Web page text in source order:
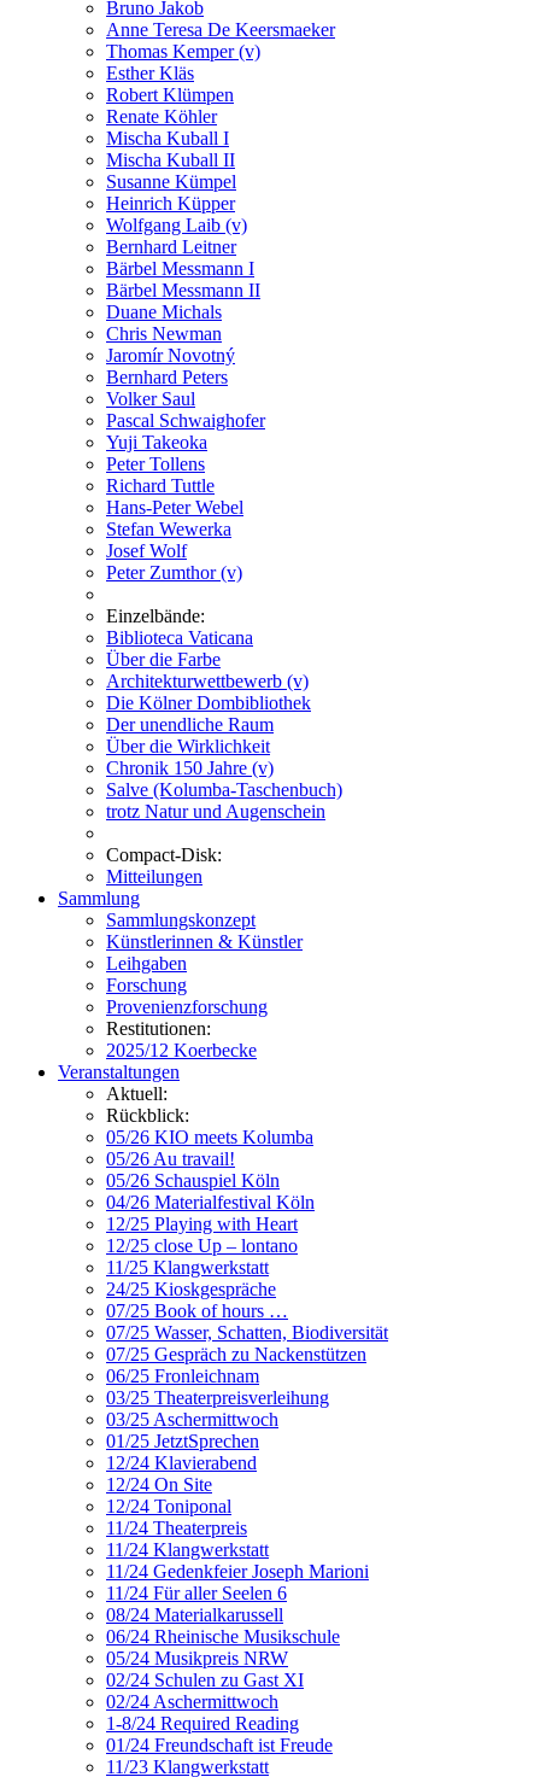
Bruno Jakob
Anne Teresa De Keersmaeker
Thomas Kemper (v)
Esther Kläs
Robert Klümpen
Renate Köhler
Mischa Kuball I
Mischa Kuball II
Susanne Kümpel
Heinrich Küpper
Wolfgang Laib (v)
Bernhard Leitner
Bärbel Messmann I
Bärbel Messmann II
Duane Michals
Chris Newman
Jaromír Novotný
Bernhard Peters
Volker Saul
Pascal Schwaighofer
Yuji Takeoka
Peter Tollens
Richard Tuttle
Hans-Peter Webel
Stefan Wewerka
Josef Wolf
Peter Zumthor (v)
Einzelbände:
Biblioteca Vaticana
Über die Farbe
Architekturwettbewerb (v)
Die Kölner Dombibliothek
Der unendliche Raum
Über die Wirklichkeit
Chronik 150 Jahre (v)
Salve (Kolumba-Taschenbuch)
trotz Natur und Augenschein
Compact-Disk:
Mitteilungen
Sammlung
Sammlungskonzept
Künstlerinnen & Künstler
Leihgaben
Forschung
Provenienzforschung
Restitutionen:
2025/12 Koerbecke
Veranstaltungen
Aktuell:
Rückblick:
05/26 KIO meets Kolumba
05/26 Au travail!
05/26 Schauspiel Köln
04/26 Materialfestival Köln
12/25 Playing with Heart
12/25 close Up – lontano
11/25 Klangwerkstatt
24/25 Kioskgespräche
07/25 Book of hours …
07/25 Wasser, Schatten, Biodiversität
07/25 Gespräch zu Nackenstützen
06/25 Fronleichnam
03/25 Theaterpreisverleihung
03/25 Aschermittwoch
01/25 JetztSprechen
12/24 Klavierabend
12/24 On Site
12/24 Toniponal
11/24 Theaterpreis
11/24 Klangwerkstatt
11/24 Gedenkfeier Joseph Marioni
11/24 Für aller Seelen 6
08/24 Materialkarussell
06/24 Rheinische Musikschule
05/24 Musikpreis NRW
02/24 Schulen zu Gast XI
02/24 Aschermittwoch
1-8/24 Required Reading
01/24 Freundschaft ist Freude
11/23 Klangwerkstatt